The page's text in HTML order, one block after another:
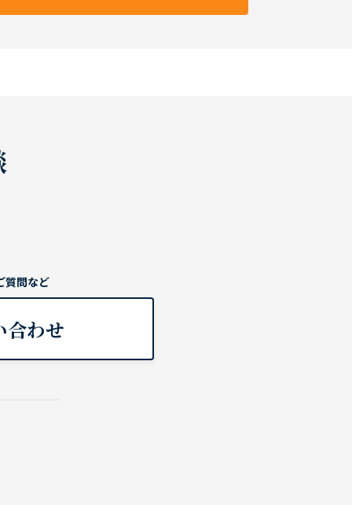
質問など
合わせ